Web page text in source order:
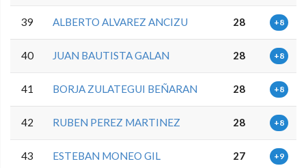
39 ALBERTO ALVAREZ ANCIZU 28 +8
40 JUAN BAUTISTA GALAN 28 +8
41 BORJA ZULATEGUI BEÑARAN 28 +8
42 RUBEN PEREZ MARTINEZ 28 +8
43 ESTEBAN MONEO GIL 27 +9